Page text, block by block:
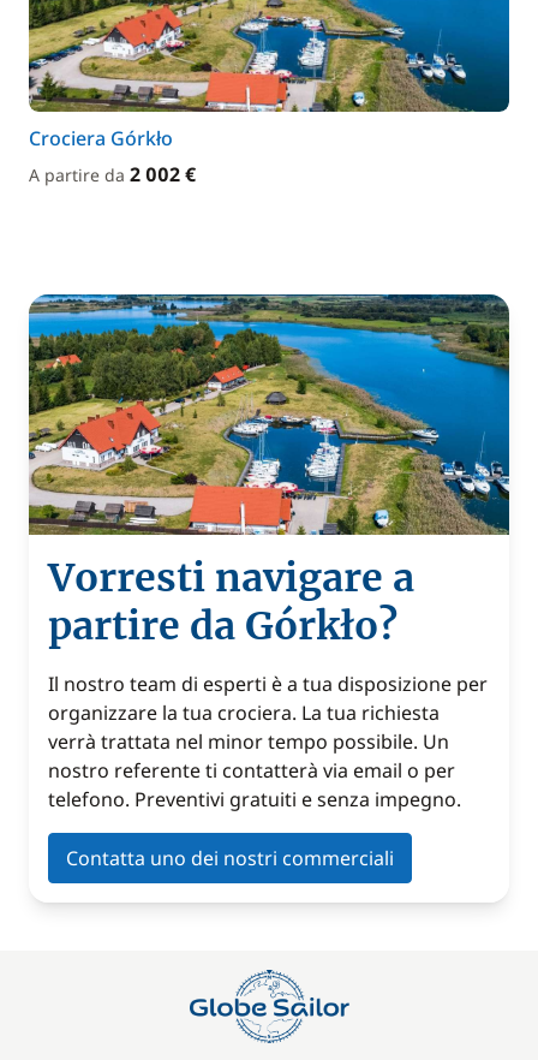
Crociera Górkło
A partire da 2 002 €
Vorresti navigare a
partire da Górkło?
Il nostro team di esperti è a tua disposizione per
organizzare la tua crociera. La tua richiesta
verrà trattata nel minor tempo possibile. Un
nostro referente ti contatterà via email o per
telefono. Preventivi gratuiti e senza impegno.
Contatta uno dei nostri commerciali